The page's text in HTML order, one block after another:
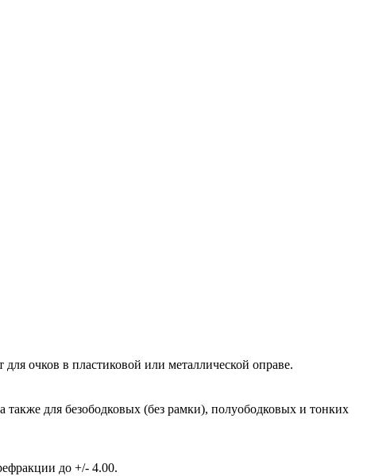
очков в пластиковой или металлической оправе.
для безободковых (без рамки), полуободковых и тонких
до +/- 4.00.